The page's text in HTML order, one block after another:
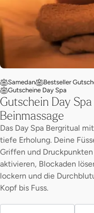
Samedan
Bestseller
Gutscheine Day Spa
Gutschein Day
Beinmassage
Das Day Spa Bergritual
tiefe Erholung. Deine
Griffen und
aktivieren, Blockaden
lockern und die
Kopf bis Fuss.